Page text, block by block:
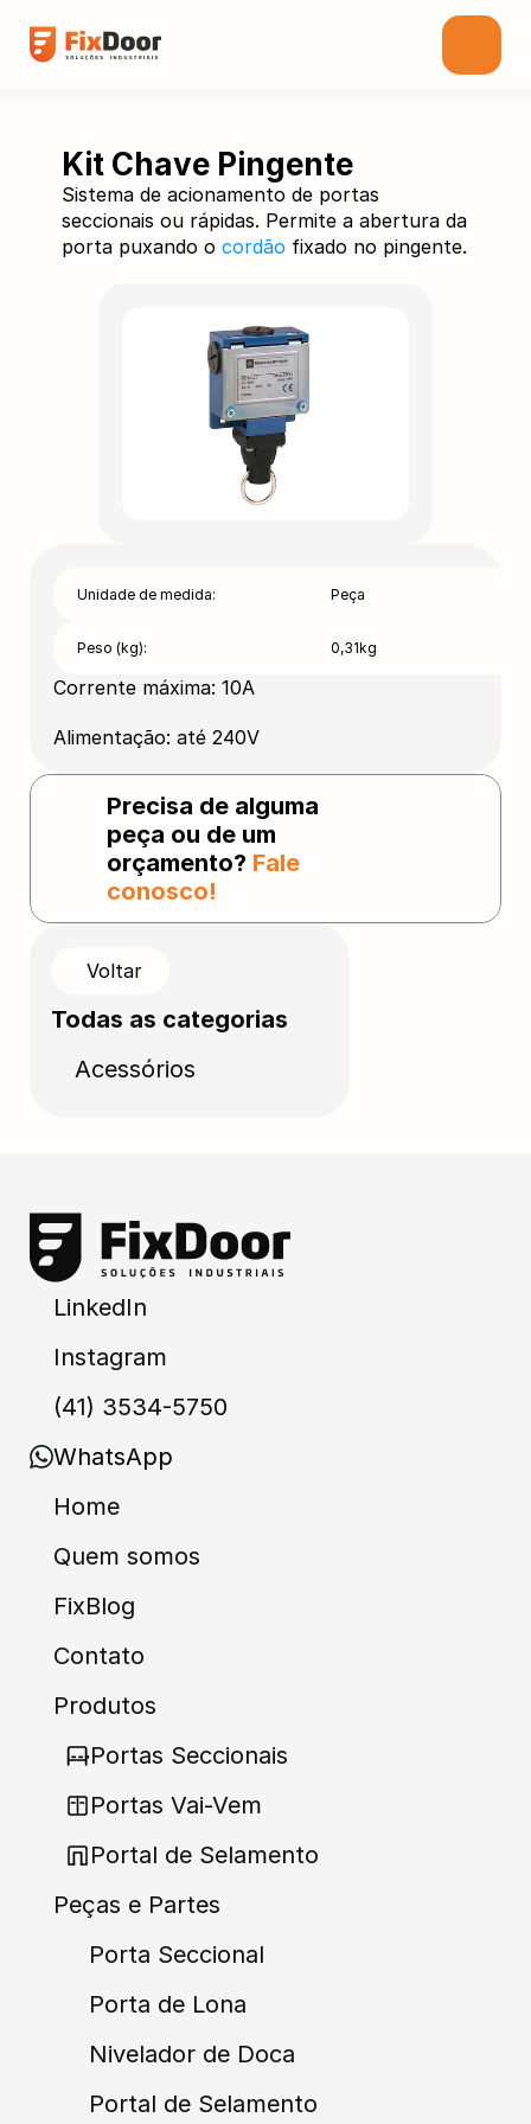
Voltar
Todas as categorias
Acessórios
Kit Chave Pingente
Sistema de acionamento de portas
seccionais ou rápidas. Permite a abertura da
porta puxando o cordão fixado no pingente.
Unidade de medida: Peça
Peso (kg): 0,31kg
Corrente máxima: 10A
Alimentação: até 240V
Precisa de alguma
peça ou de um
orçamento? Fale
conosco!
LinkedIn
Instagram
(41) 3534-5750
WhatsApp
Home
Quem somos
FixBlog
Contato
Produtos
Portas Seccionais
Portas Vai-Vem
Portal de Selamento
Peças e Partes
Porta Seccional
Porta de Lona
Nivelador de Doca
Portal de Selamento